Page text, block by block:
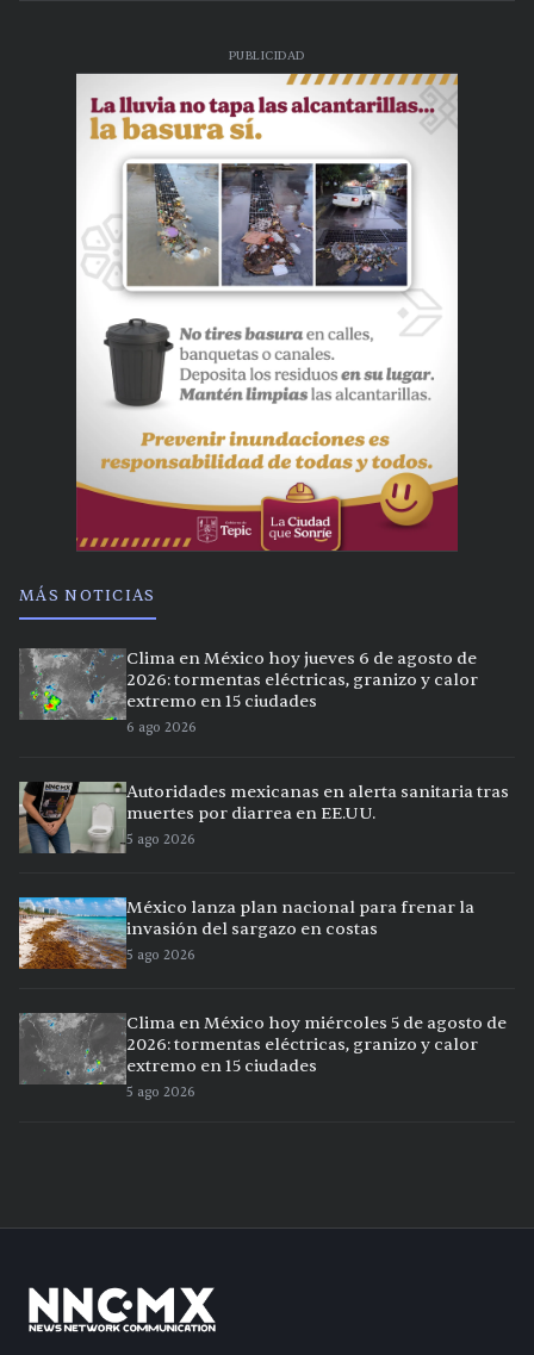
PUBLICIDAD
MÁS NOTICIAS
Clima en México hoy jueves 6 de agosto de
2026: tormentas eléctricas, granizo y calor
extremo en 15 ciudades
6 ago 2026
Autoridades mexicanas en alerta sanitaria tras
muertes por diarrea en EE.UU.
5 ago 2026
México lanza plan nacional para frenar la
invasión del sargazo en costas
5 ago 2026
Clima en México hoy miércoles 5 de agosto de
2026: tormentas eléctricas, granizo y calor
extremo en 15 ciudades
5 ago 2026